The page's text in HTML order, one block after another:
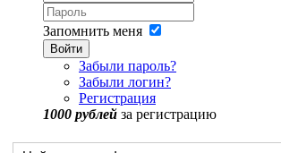
Запомнить меня
Войти
Забыли пароль?
Забыли логин?
Регистрация
1000 рублей за регистрацию